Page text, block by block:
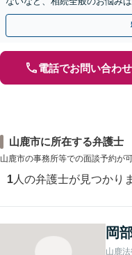
な問題も粘り強く対応し、解
電話でお問い合わせ
山鹿市に所在する弁護士
山鹿市の事務所等での面談予約が可
1 人の弁護士が見つかり
岡
山鹿